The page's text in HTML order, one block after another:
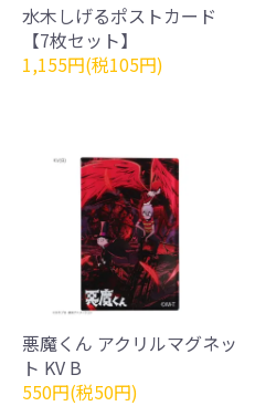
水木しげるポストカード
【7枚セット】
1,155円(税105円)
悪魔くん アクリルマグネッ
ト KV B
550円(税50円)